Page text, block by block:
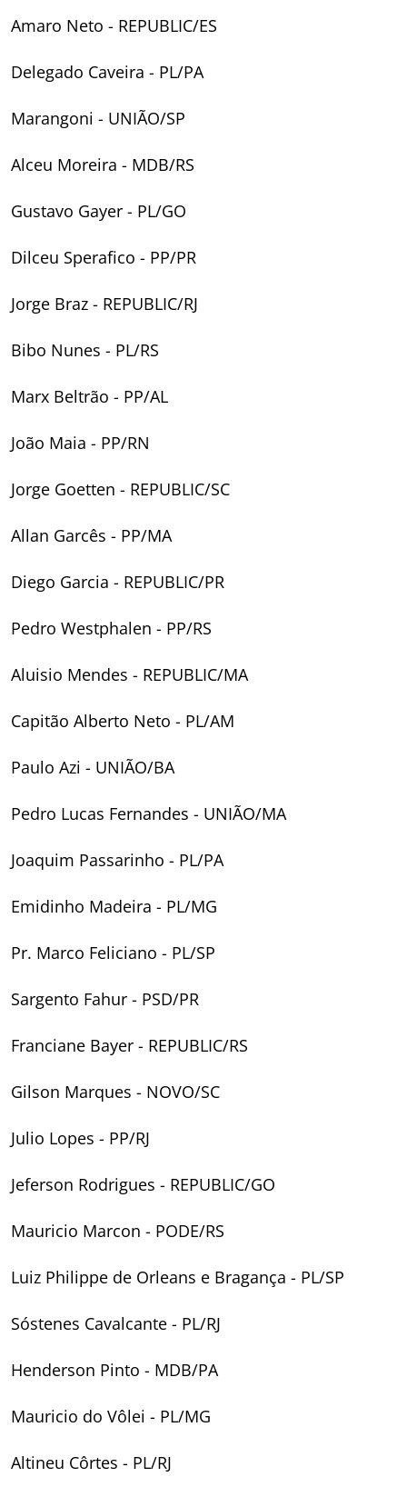
Amaro Neto - REPUBLIC/ES
Delegado Caveira - PL/PA
Marangoni - UNIÃO/SP
Alceu Moreira - MDB/RS
Gustavo Gayer - PL/GO
Dilceu Sperafico - PP/PR
Jorge Braz - REPUBLIC/RJ
Bibo Nunes - PL/RS
Marx Beltrão - PP/AL
João Maia - PP/RN
Jorge Goetten - REPUBLIC/SC
Allan Garcês - PP/MA
Diego Garcia - REPUBLIC/PR
Pedro Westphalen - PP/RS
Aluisio Mendes - REPUBLIC/MA
Capitão Alberto Neto - PL/AM
Paulo Azi - UNIÃO/BA
Pedro Lucas Fernandes - UNIÃO/MA
Joaquim Passarinho - PL/PA
Emidinho Madeira - PL/MG
Pr. Marco Feliciano - PL/SP
Sargento Fahur - PSD/PR
Franciane Bayer - REPUBLIC/RS
Gilson Marques - NOVO/SC
Julio Lopes - PP/RJ
Jeferson Rodrigues - REPUBLIC/GO
Mauricio Marcon - PODE/RS
Luiz Philippe de Orleans e Bragança - PL/SP
Sóstenes Cavalcante - PL/RJ
Henderson Pinto - MDB/PA
Mauricio do Vôlei - PL/MG
Altineu Côrtes - PL/RJ